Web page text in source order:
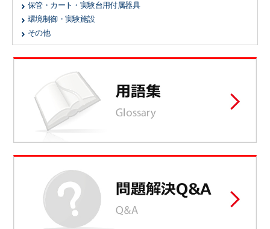
保管・カート・実験台用付属器具
環境制御・実験施設
その他